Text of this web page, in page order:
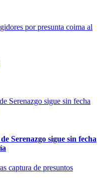
por presunta coima al
Serenazgo sigue sin fecha